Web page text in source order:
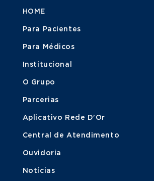
HOME
Para Pacientes
Para Médicos
Institucional
O Grupo
Parcerias
Aplicativo Rede D'Or
Central de Atendimento
Ouvidoria
Notícias